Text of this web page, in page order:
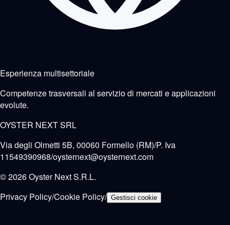
Esperienza multisettoriale
Competenze trasversali al servizio di mercati e applicazioni
evolute.
OYSTER NEXT SRL
Via degli Olmetti 5B, 00060 Formello (RM)/P. Iva
11549390968/oysternext@oysternext.com
© 2026 Oyster Next S.R.L.
Privacy Policy/Cookie Policy/ Gestisci cookie